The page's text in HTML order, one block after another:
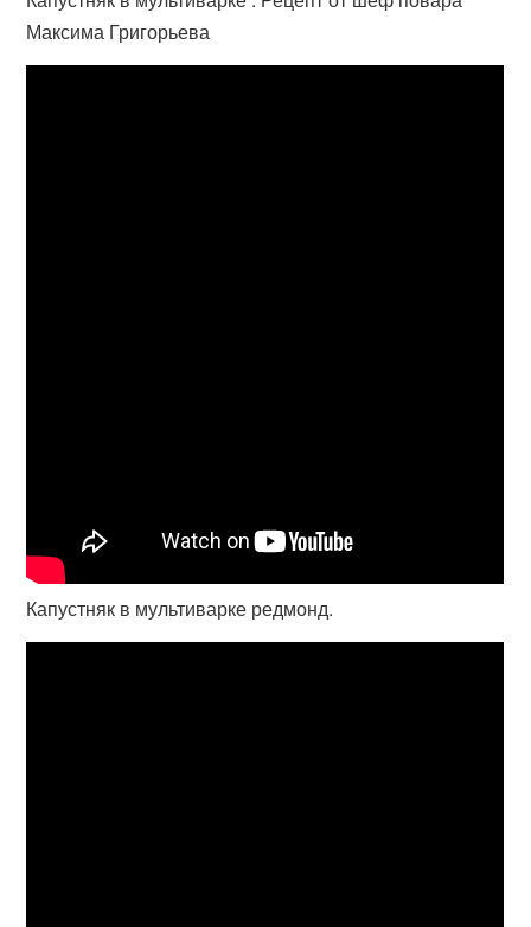
Максима Григорьева
Капустняк в мультиварке редмонд.